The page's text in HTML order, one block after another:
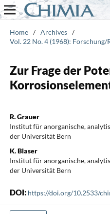
Home / Archives /
Vol. 22 No. 4 (1968): Forschung/
Zur Frage der
R. Grauer
Institut für anorganische,
der Universität Bern
K. Blaser
Institut für anorganische,
der Universität Bern
DOI: https://doi.org/10.2533/